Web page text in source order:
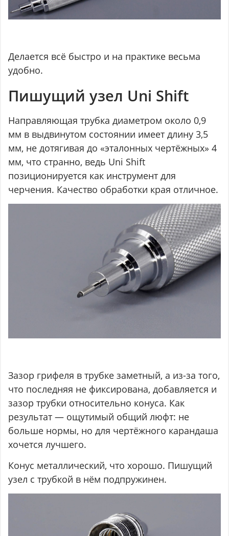
Делается всё быстро и на практике весьма
удобно.
Пишущий узел Uni Shift
Направляющая трубка диаметром около 0,9
мм в выдвинутом состоянии имеет длину 3,5
мм, не дотягивая до «эталонных чертёжных» 4
мм, что странно, ведь Uni Shift
позиционируется как инструмент для
черчения. Качество обработки края отличное.
Зазор грифеля в трубке заметный, а из-за того,
что последняя не фиксирована, добавляется и
зазор трубки относительно конуса. Как
результат — ощутимый общий люфт: не
больше нормы, но для чертёжного карандаша
хочется лучшего.
Конус металлический, что хорошо. Пишущий
узел с трубкой в нём подпружинен.